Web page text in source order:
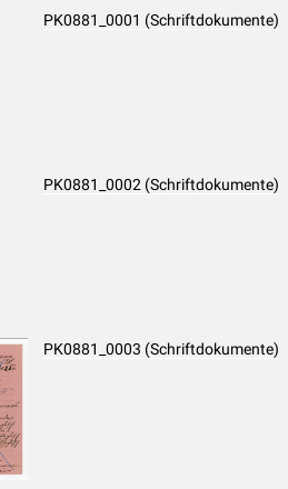
PK0881_0001 (Schriftdokumente)
PK0881_0002 (Schriftdokumente)
PK0881_0003 (Schriftdokumente)